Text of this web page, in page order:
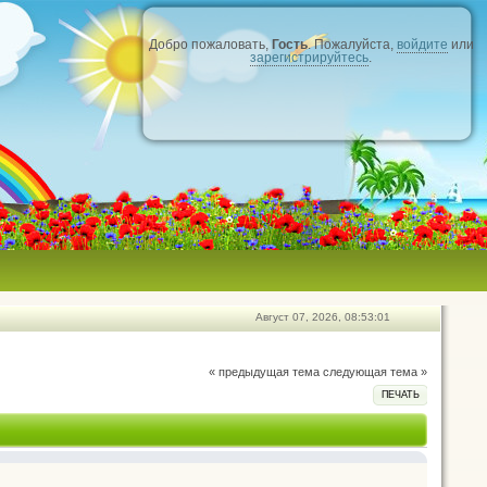
Добро пожаловать,Гость. Пожалуйста, войдите или
зарегистрируйтесь.
Август 07, 2026, 08:53:01
« предыдущая тема следующая тема »
ПЕЧАТЬ